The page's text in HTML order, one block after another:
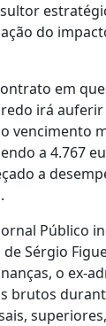
do
em
irá
vencimento
a 4.767
a
Público
Sérgio
o ex-
brutos